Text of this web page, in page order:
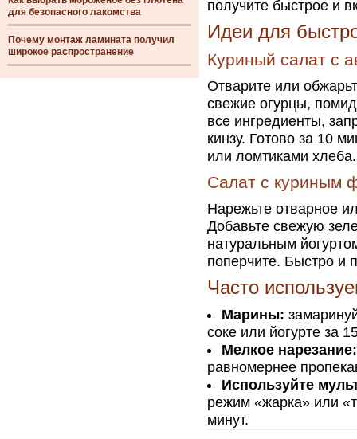
для безопасного лакомства
Почему монтаж ламината получил
широкое распространение
получите быстрое и
Идеи для
Куриный салат с
Отварите или
свежие огурцы,
все ингредиенты,
кинзу. Готово за 10
или ломтиками хлеба.
Салат с куриным
Нарежьте отварное
Добавьте свежую
натуральным
поперчите. Быстро и
Часто
Марины:
соке или йогурте за
Мелкое нарезание:
равномернее
Используйте
режим «жарка» или
минут.